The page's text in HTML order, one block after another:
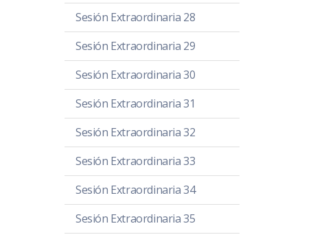
Sesión Extraordinaria 28
Sesión Extraordinaria 29
Sesión Extraordinaria 30
Sesión Extraordinaria 31
Sesión Extraordinaria 32
Sesión Extraordinaria 33
Sesión Extraordinaria 34
Sesión Extraordinaria 35